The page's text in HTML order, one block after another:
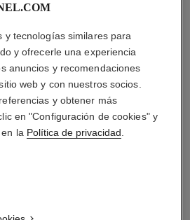
PERFECTA
y tecnologías similares para
y ofrecerle una experiencia
anuncios y recomendaciones
web y con nuestros socios.
y obtener más
en "Configuración de cookies" y
la Política de privacidad